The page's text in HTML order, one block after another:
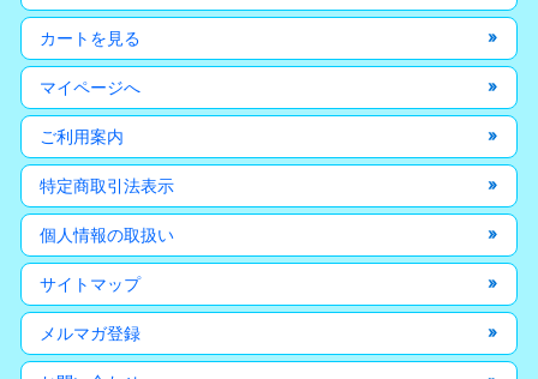
カートを見る
マイページへ
ご利用案内
特定商取引法表示
個人情報の取扱い
サイトマップ
メルマガ登録